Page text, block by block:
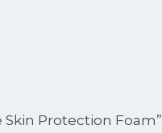
Protection Foam”